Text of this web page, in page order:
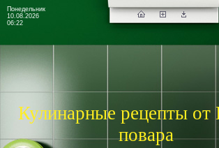
Понедельник
10.08.2026
06:22
Кулинарные рецепты
повара